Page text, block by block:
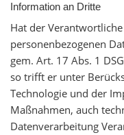
Information an Dritte
Hat der
personenbezogenen
gem. Art. 17 Abs. 1
so trifft er unter
Technologie und der
Maßnahmen, auch
Datenverarbeitung